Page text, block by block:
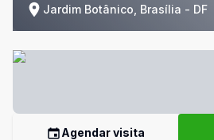
Jardim Botânico, Brasília - DF
Agendar visita